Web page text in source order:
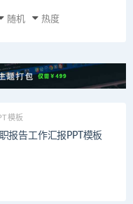
随机 热度
模板
报告工作汇报PPT模板